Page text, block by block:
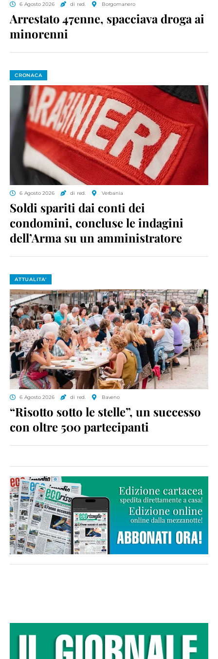
6 Agosto 2026 di red. Borgomanero
Arrestato 47enne, spacciava droga ai
minorenni
CRONACA
6 Agosto 2026 di red. Verbania
Soldi spariti dai conti dei
condomini, concluse le indagini
dell’Arma su un amministratore
ATTUALITA'
6 Agosto 2026 di red. Baveno
“Risotto sotto le stelle”, un successo
con oltre 500 partecipanti